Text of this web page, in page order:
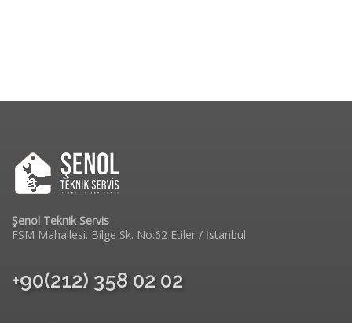
Şenol Teknik Servis
FSM Mahallesi. Bilge Sk. No:62 Etiler / İstanbul
+90(212) 358 02 02